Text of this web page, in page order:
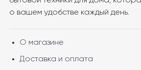
о вашем удобстве каждый день.
О магазине
Доставка и оплата